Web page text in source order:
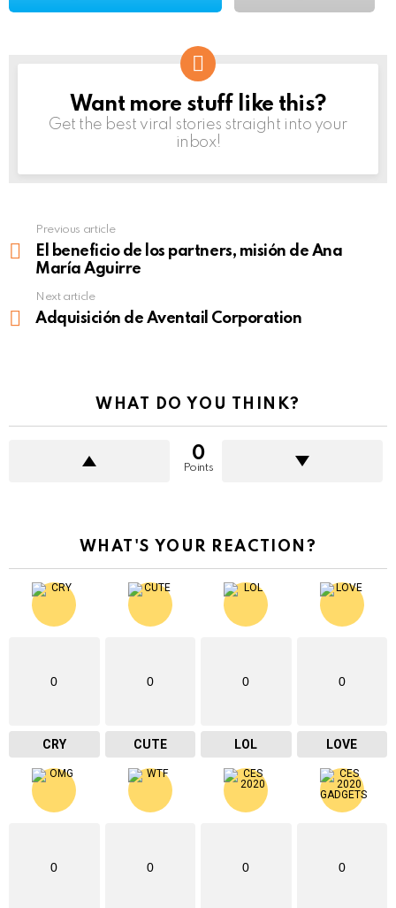
NEWSLETTER
Want more stuff like this?
Get the best viral stories straight into your
inbox!
more
Previous article
El beneficio de los partners, misión de Ana
María Aguirre
Next article
Adquisición de Aventail Corporation
WHAT DO YOU THINK?
0
Points
WHAT'S YOUR REACTION?
0
CRY
0
CUTE
0
LOL
0
LOVE
0 0 0 0